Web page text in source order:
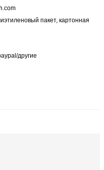
пакет, картонная
другие